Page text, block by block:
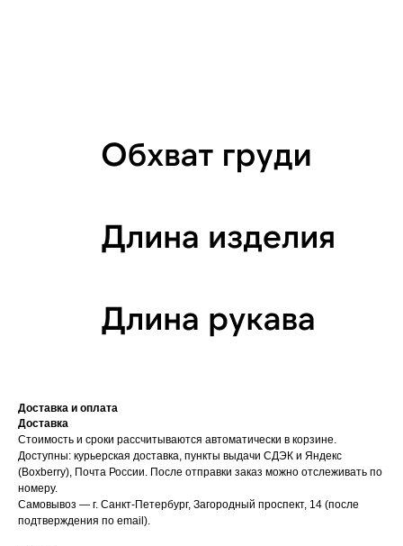
Доставка и оплата
Доставка
Стоимость и сроки рассчитываются автоматически в корзине.
Доступны: курьерская доставка, пункты выдачи СДЭК и Яндекс
(Boxberry), Почта России. После отправки заказ можно отслеживать по
номеру.
Самовывоз — г. Санкт-Петербург, Загородный проспект, 14 (после
подтверждения по email).